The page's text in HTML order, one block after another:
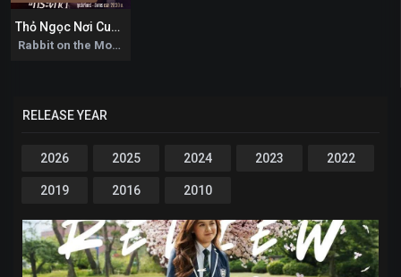
5.7
Thỏ Ngọc Nơi Cung Trăng
Rabbit on the Moon 2025
RELEASE YEAR
2026 2025 2024 2023 2022
2019 2016 2010